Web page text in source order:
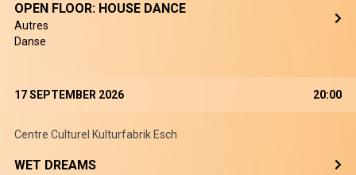
OPEN FLOOR: HOUSE DANCE
Autres
Danse
17 SEPTEMBER 2026 20:00
Centre Culturel Kulturfabrik Esch
WET DREAMS